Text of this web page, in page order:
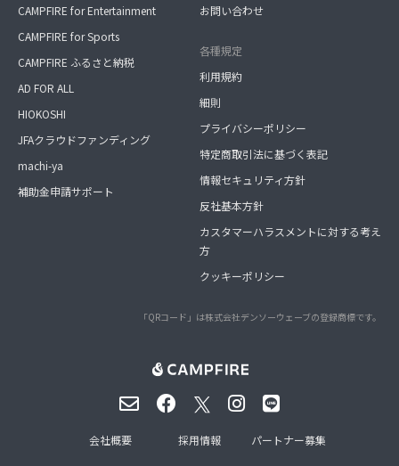
CAMPFIRE for Entertainment
CAMPFIRE for Sports
CAMPFIRE ふるさと納税
AD FOR ALL
HIOKOSHI
JFAクラウドファンディング
machi-ya
補助金申請サポート
お問い合わせ
各種規定
利用規約
細則
プライバシーポリシー
特定商取引法に基づく表記
情報セキュリティ方針
反社基本方針
カスタマーハラスメントに対する考え
方
クッキーポリシー
「QRコード」は株式会社デンソーウェーブの登録商標です。
会社概要 採用情報 パートナー募集